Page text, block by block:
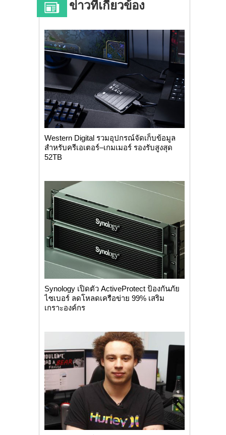
ข่าวที่เกี่ยวข้อง
Western Digital รวมอุปกรณ์จัดเก็บข้อมูล
สำหรับครีเอเตอร์–เกมเมอร์ รองรับสูงสุด
52TB
Synology เปิดตัว ActiveProtect ป้องกันภัย
ไซเบอร์ ลดโหลดเครือข่าย 99% เสริม
เกราะองค์กร